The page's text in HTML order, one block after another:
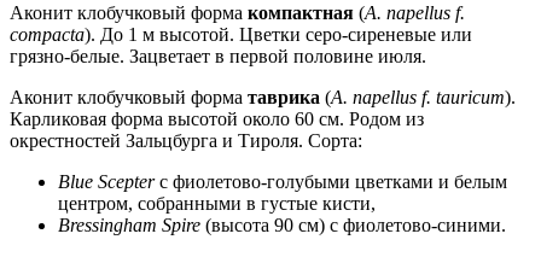
Аконит клобучковый форма компактная (A. napellus f.
compacta). До 1 м высотой. Цветки серо-сиреневые или
грязно-белые. Зацветает в первой половине июля.
Аконит клобучковый форма таврика (A. naрellus f. tauricum).
Карликовая форма высотой около 60 см. Родом из
окрестностей Зальцбурга и Тироля. Cорта:
Blue Scepterс фиолетово-голубыми цветками и белым
центром, собранными в густые кисти,
Bressingham Spire (высота 90 см) с фиолетово-синими.